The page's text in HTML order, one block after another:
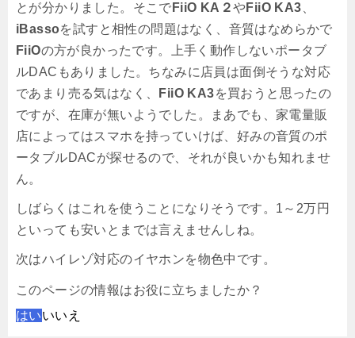
とが分かりました。そこで FiiO KA２やFiiO KA3
iBassoを試すと相性の問題はなく、音質はなめらかで
FiiOの方が良かったです。上手く動作しないポータブ
ルDACもありました。ちなみに店員は面倒そうな対応
であまり売る気はなく、
FiiO KA3を買おうと思ったの
ですが、在庫が無いようでした。まあでも、家電量販
店によってはスマホを持っていけば、好みの音質のポ
ータブルDACが探せるので、それが良いかも知れませ
ん。
しばらくはこれを使うことになりそうです。1～2万円
といっても安いとまでは言えませんしね。
次はハイレゾ対応のイヤホンを物色中です。
このページの情報はお役に立ちましたか？
はいいいえ